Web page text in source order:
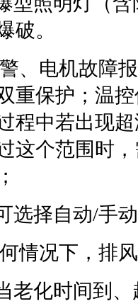
破。
、电机故障
重保护；温
程中若出现
这个范围时
选择自动/手
情况下，排
老化时间到